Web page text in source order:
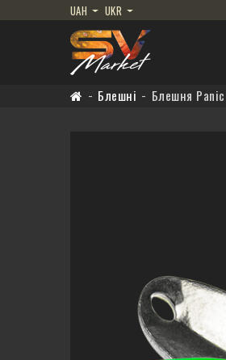
UAH UKR
Блешні Блешня